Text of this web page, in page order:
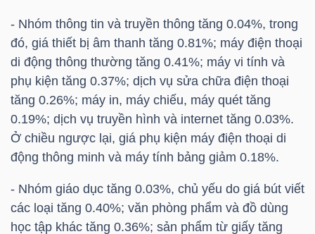
- Nhóm thông tin và truyền thông tăng 0.04%, trong
đó, giá thiết bị âm thanh tăng 0.81%; máy điện thoại
di động thông thường tăng 0.41%; máy vi tính và
phụ kiện tăng 0.37%; dịch vụ sửa chữa điện thoại
tăng 0.26%; máy in, máy chiếu, máy quét tăng
0.19%; dịch vụ truyền hình và internet tăng 0.03%.
Ở chiều ngược lại, giá phụ kiện máy điện thoại di
động thông minh và máy tính bảng giảm 0.18%.
- Nhóm giáo dục tăng 0.03%, chủ yếu do giá bút viết
các loại tăng 0.40%; văn phòng phẩm và đồ dùng
học tập khác tăng 0.36%; sản phẩm từ giấy tăng
CÔNG
NGHIỆP
TIÊU
KHÔNG
THIẾT